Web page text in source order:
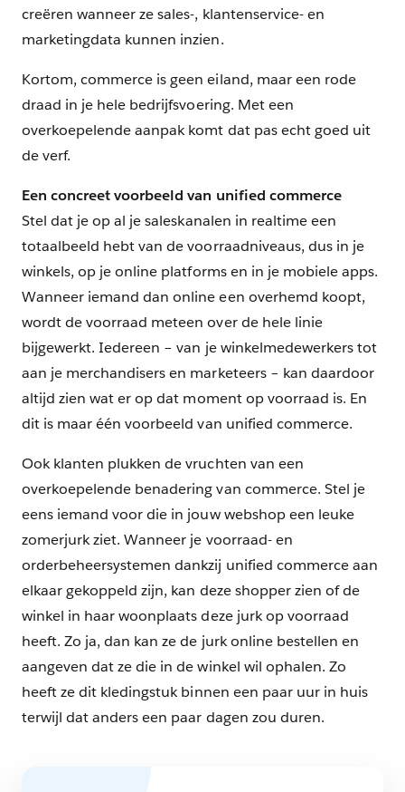
creëren wanneer ze sales-, klantenservice- en
marketingdata kunnen inzien.
Kortom, commerce is geen eiland, maar een rode
draad in je hele bedrijfsvoering. Met een
overkoepelende aanpak komt dat pas echt goed uit
de verf.
Een concreet voorbeeld van unified commerce
Stel dat je op al je saleskanalen in realtime een
totaalbeeld hebt van de voorraadniveaus, dus in je
winkels, op je online platforms en in je mobiele apps.
Wanneer iemand dan online een overhemd koopt,
wordt de voorraad meteen over de hele linie
bijgewerkt. Iedereen – van je winkelmedewerkers tot
aan je merchandisers en marketeers – kan daardoor
altijd zien wat er op dat moment op voorraad is. En
dit is maar één voorbeeld van unified commerce.
Ook klanten plukken de vruchten van een
overkoepelende benadering van commerce. Stel je
eens iemand voor die in jouw webshop een leuke
zomerjurk ziet. Wanneer je voorraad- en
orderbeheersystemen dankzij unified commerce aan
elkaar gekoppeld zijn, kan deze shopper zien of de
winkel in haar woonplaats deze jurk op voorraad
heeft. Zo ja, dan kan ze de jurk online bestellen en
aangeven dat ze die in de winkel wil ophalen. Zo
heeft ze dit kledingstuk binnen een paar uur in huis
terwijl dat anders een paar dagen zou duren.